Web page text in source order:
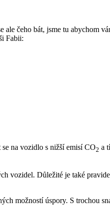
čeho bát, jsme tu abychom
Fabii:
na vozidlo s nižší emisí CO2 a
vozidel. Důležité je také
možností úspory. S trochou